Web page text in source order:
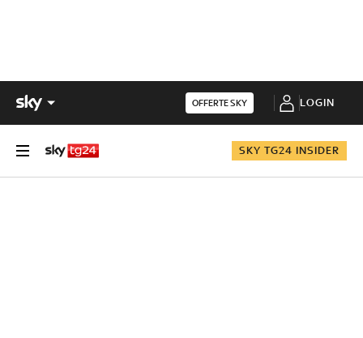
OFFERTE SKY LOGIN
SKY TG24 INSIDER